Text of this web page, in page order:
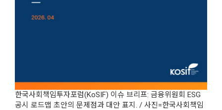
한국사회책임투자포럼(KoSIF) 이슈 브리프: 금융위원회 ESG
공시 로드맵 초안의 문제점과 대안 표지. / 사진=한국사회책임